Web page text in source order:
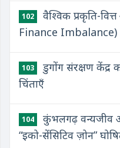
102
वैश्विक प्रकृति-
Finance Imbalance)
103
डुगोंग संरक्षण केंद्र
चिंताएँ
104
कुंभलगढ़ वन्यजीव
“इको-सेंसिटिव ज़ोन”